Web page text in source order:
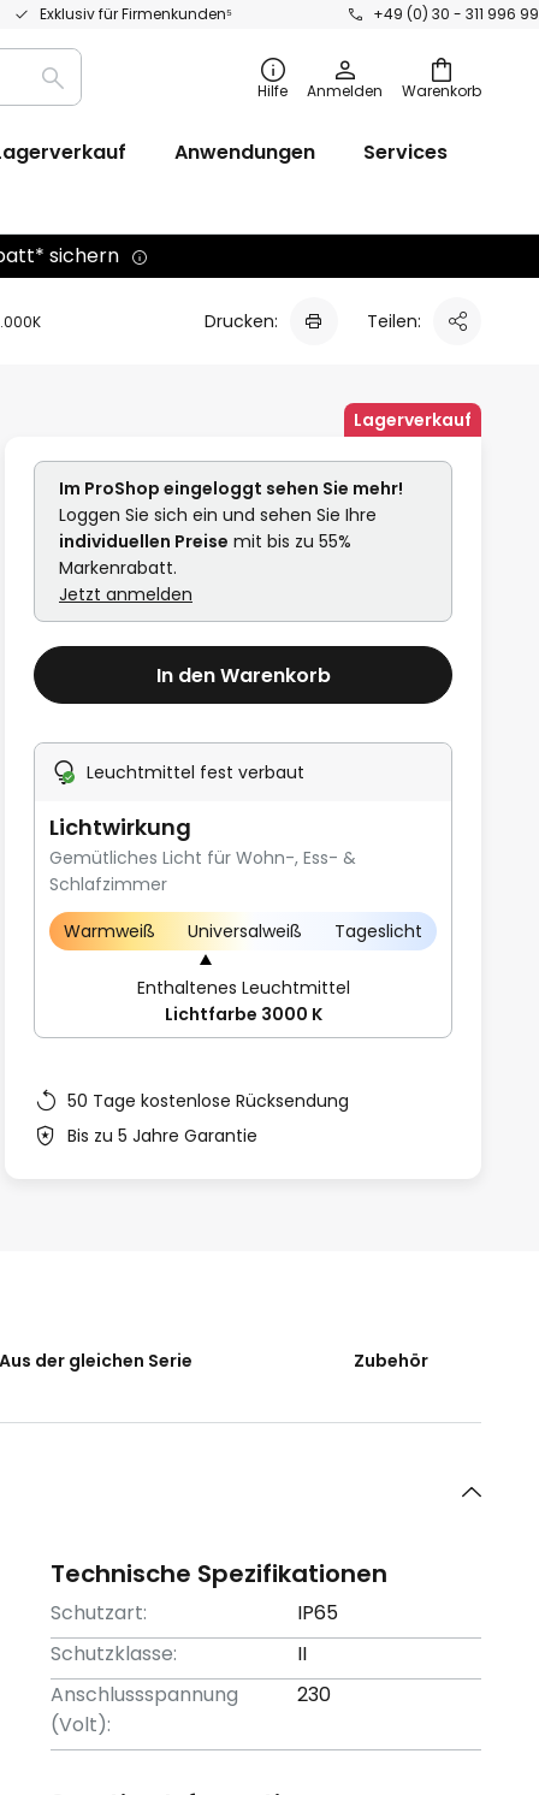
Exklusiv für Firmenkunden⁵ +49 (0) 30 - 311 996 99
Warenkorb
Suche Hilfe Anmelden
Anwendungen
Services
sichern
Drucken: Teilen:
Lagerverkauf
Im ProShop eingeloggt sehen Sie mehr!
Loggen Sie sich ein und sehen Sie Ihre
individuellen Preise mit bis zu 55%
Markenrabatt.
Jetzt anmelden
In den Warenkorb
Leuchtmittel fest verbaut
Lichtwirkung
Gemütliches Licht für Wohn-, Ess- &
Schlafzimmer
Warmweiß
Universalweiß Tageslicht
Enthaltenes Leuchtmittel
Lichtfarbe 3000 K
50 Tage kostenlose Rücksendung
Bis zu 5 Jahre Garantie
Aus der gleichen Serie Zubehör
Technische Spezifikationen
Schutzart:
IP65
Schutzklasse:
II
Anschlussspannung
(Volt):
230